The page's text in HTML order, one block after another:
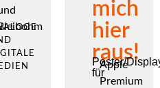
mich
hier
raus!
Poster/
für
Apple
Premium